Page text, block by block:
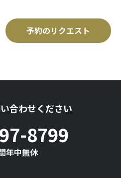
予約のリクエスト
合わせください
8799
年中無休